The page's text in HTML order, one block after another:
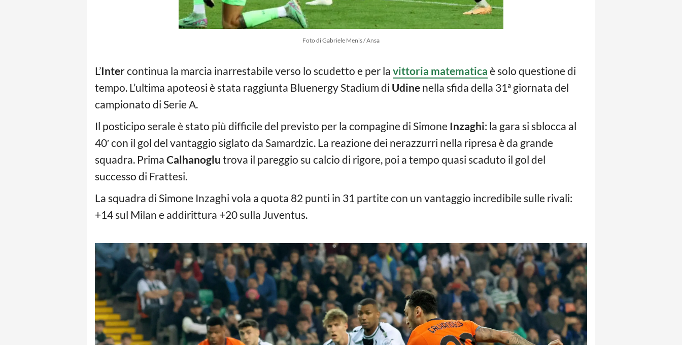
Foto di Gabriele Menis / Ansa
L’Intercontinua la marcia inarrestabile verso lo scudetto e per la vittoria matematica è solo questione di
tempo. L’ultima apoteosi è stata raggiunta Bluenergy Stadium di Udine nella sfida della 31ª giornata del
campionato di Serie A.
Il posticipo serale è stato più difficile del previsto per la compagine di Simone Inzaghi: la gara si sblocca al
40′ con il gol del vantaggio siglato da Samardzic. La reazione dei nerazzurri nella ripresa è da grande
squadra. Prima Calhanoglu trova il pareggio su calcio di rigore, poi a tempo quasi scaduto il gol del
successo di Frattesi.
La squadra di Simone Inzaghi vola a quota 82 punti in 31 partite con un vantaggio incredibile sulle rivali:
+14 sul Milan e addirittura +20 sulla Juventus.